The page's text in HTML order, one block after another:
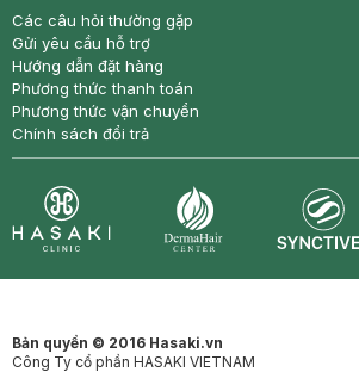
Các câu hỏi thường gặp
Gửi yêu cầu hỗ trợ
Hướng dẫn đặt hàng
Phương thức thanh toán
Phương thức vận chuyển
Chính sách đổi trả
Bản quyền © 2016 Hasaki.vn
Công Ty cổ phần HASAKI VIETNAM